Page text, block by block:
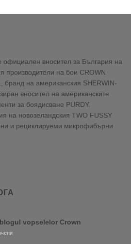
вносител за България на
производители на бои CROWN
бранд на американския SHERWIN-
вносител на американските
за боядисване PURDY.
на новозеландския TWO FUSSY
и рециклируеми микрофибърни
vopselelor Crown
за